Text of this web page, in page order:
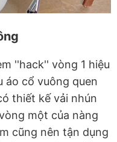
''hack'' vòng 1 hiệu
áo cổ vuông quen
thiết kế vải nhún
một của nàng
cũng nên tận dụng